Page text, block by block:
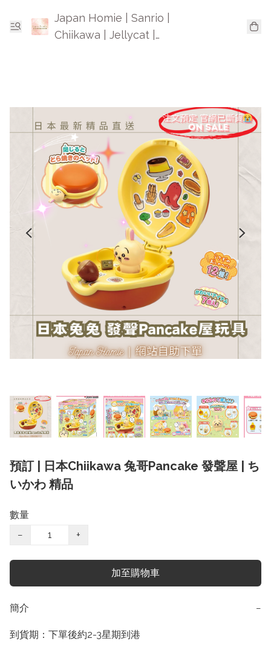
Japan Homie | Sanrio |
Chiikawa | Jellycat |
預訂 | 日本Chiikawa 兔哥Pancake 發聲屋 | ち
いかわ 精品
數量
−
+
加至購物車
簡介 −
到貨期：下單後約2-3星期到港